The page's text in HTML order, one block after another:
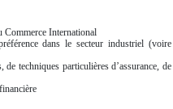
Commerce International
dans le secteur industriel (voire
techniques particulières d’assurance, de